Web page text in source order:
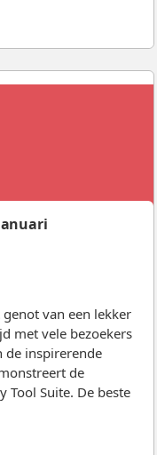
van een lekker
met vele bezoekers
de inspirerende
de
Tool Suite. De beste